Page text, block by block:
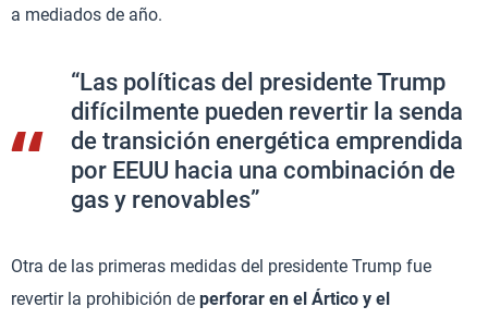
a mediados de año.
“Las políticas del presidente Trump
difícilmente pueden revertir la senda
de transición energética emprendida
por EEUU hacia una combinación de
gas y renovables”
Otra de las primeras medidas del presidente Trump fue
revertir la prohibición de perforar en el Ártico y el